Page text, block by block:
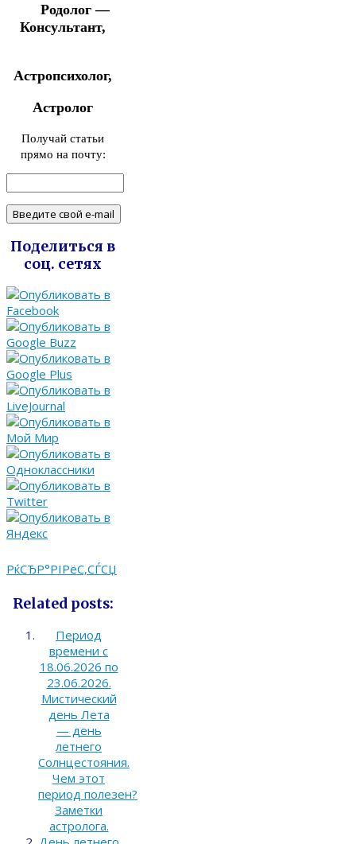
Родолог —
Консультант,
Астропсихолог,
Астролог
Получай статьи
прямо на почту:
Поделиться в
соц. сетях
РќСЂР°РІРёС‚СЃСЏ
Related posts:
Период
времени с
18.06.2026 по
23.06.2026.
Мистический
день Лета
— день
летнего
Солнцестояния.
Чем этот
период полезен?
Заметки
астролога.